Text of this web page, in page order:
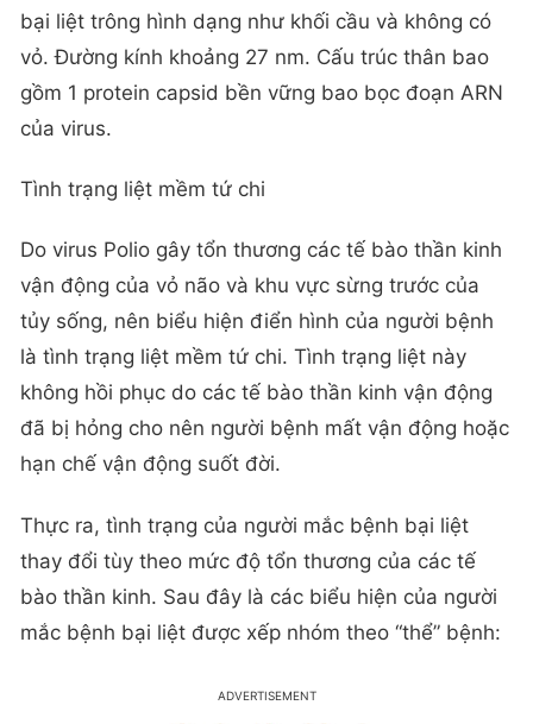
bại liệt trông hình dạng như khối cầu và không có
vỏ. Đường kính khoảng 27 nm. Cấu trúc thân bao
gồm 1 protein capsid bền vững bao bọc đoạn ARN
của virus.
Tình trạng liệt mềm tứ chi
Do virus Polio gây tổn thương các tế bào thần kinh
vận động của vỏ não và khu vực sừng trước của
tủy sống, nên biểu hiện điển hình của người bệnh
là tình trạng liệt mềm tứ chi. Tình trạng liệt này
không hồi phục do các tế bào thần kinh vận động
đã bị hỏng cho nên người bệnh mất vận động hoặc
hạn chế vận động suốt đời.
Thực ra, tình trạng của người mắc bệnh bại liệt
thay đổi tùy theo mức độ tổn thương của các tế
bào thần kinh. Sau đây là các biểu hiện của người
mắc bệnh bại liệt được xếp nhóm theo “thể” bệnh: